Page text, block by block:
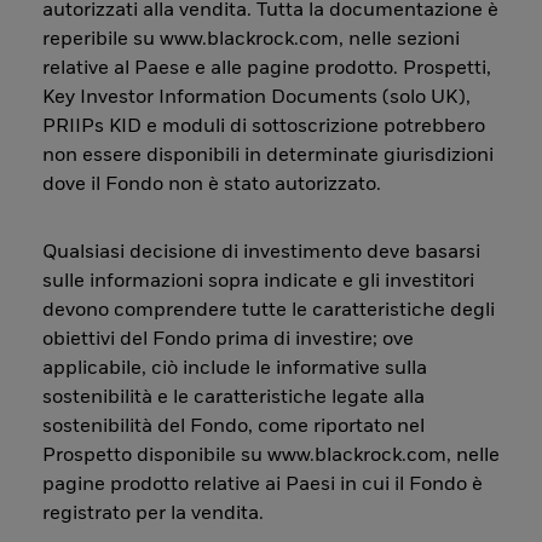
autorizzati alla vendita. Tutta la documentazione è
reperibile su www.blackrock.com, nelle sezioni
relative al Paese e alle pagine prodotto. Prospetti,
Key Investor Information Documents (solo UK),
PRIIPs KID e moduli di sottoscrizione potrebbero
non essere disponibili in determinate giurisdizioni
dove il Fondo non è stato autorizzato.
Qualsiasi decisione di investimento deve basarsi
sulle informazioni sopra indicate e gli investitori
devono comprendere tutte le caratteristiche degli
obiettivi del Fondo prima di investire; ove
applicabile, ciò include le informative sulla
sostenibilità e le caratteristiche legate alla
sostenibilità del Fondo, come riportato nel
Prospetto disponibile su www.blackrock.com, nelle
pagine prodotto relative ai Paesi in cui il Fondo è
registrato per la vendita.